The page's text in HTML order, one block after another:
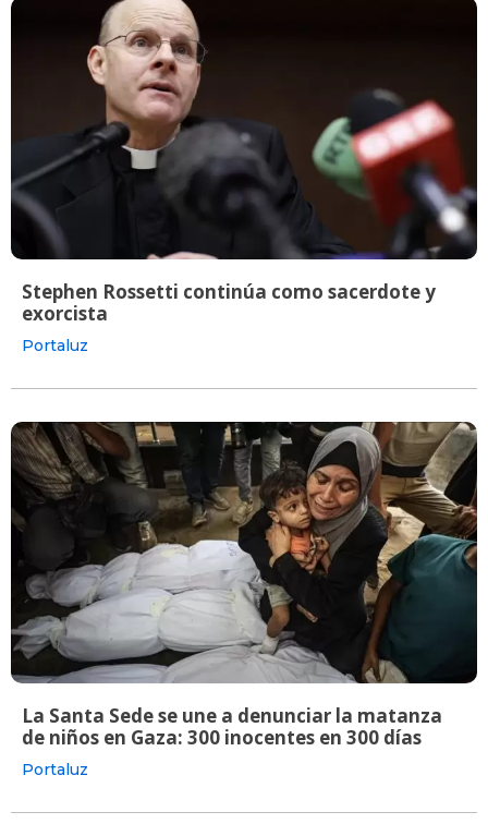
Stephen Rossetti continúa como sacerdote y
exorcista
Portaluz
La Santa Sede se une a denunciar la matanza
de niños en Gaza: 300 inocentes en 300 días
Portaluz